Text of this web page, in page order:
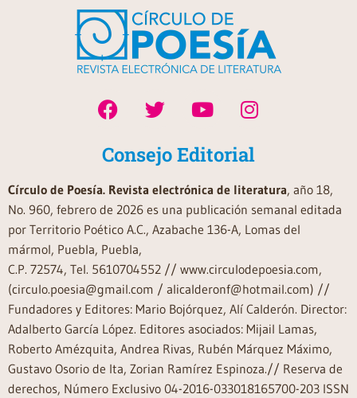
Consejo Editorial
Círculo de Poesía. Revista electrónica de literatura, año 18,
No. 960, febrero de 2026 es una publicación semanal editada
por Territorio Poético A.C., Azabache 136-A, Lomas del
mármol, Puebla, Puebla,
C.P. 72574, Tel. 5610704552 // www.circulodepoesia.com,
(circulo.poesia@gmail.com / alicalderonf@hotmail.com) //
Fundadores y Editores: Mario Bojórquez, Alí Calderón. Director:
Adalberto García López. Editores asociados: Mijail Lamas,
Roberto Amézquita, Andrea Rivas, Rubén Márquez Máximo,
Gustavo Osorio de Ita, Zorian Ramírez Espinoza.// Reserva de
derechos, Número Exclusivo 04-2016-033018165700-203 ISSN